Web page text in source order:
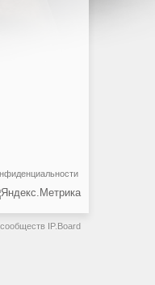
IP.Board